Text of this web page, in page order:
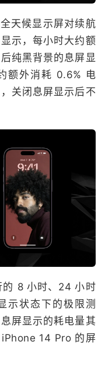
天候显示屏对续航
示，每小时大约额
纯黑背景的息屏显
额外消耗 0.6% 电
关闭息屏显示后不
8 小时、24 小时
示状态下的极限测
屏显示的耗电量其
14 Pro 的屏